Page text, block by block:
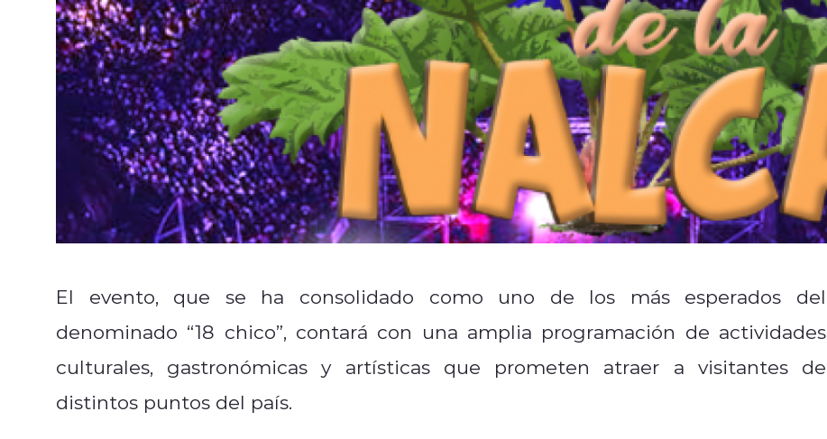
El evento, que se ha consolidado como uno de los más esperados del
denominado “18 chico”, contará con una amplia programación de actividades
culturales, gastronómicas y artísticas que prometen atraer a visitantes de
distintos puntos del país.